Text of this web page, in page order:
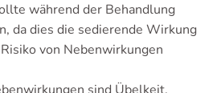
während der Behandlung
da dies die sedierende Wirkung
von Nebenwirkungen